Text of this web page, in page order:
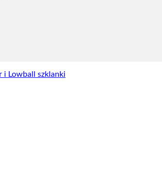
i Lowball szklanki